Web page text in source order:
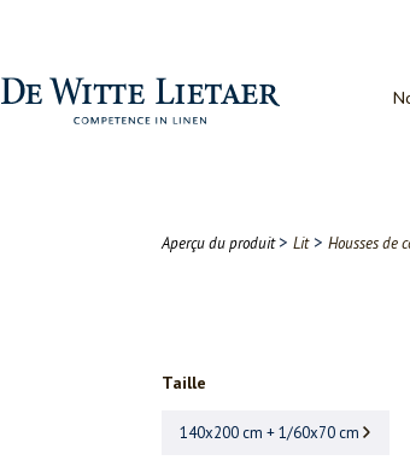
Aperçu du produit > Lit> Housses de
Taille
140x200 cm + 1/60x70 cm